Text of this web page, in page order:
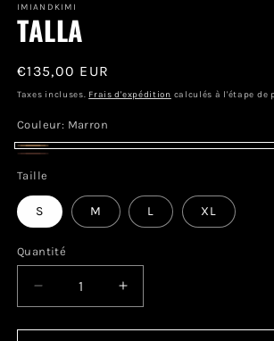
une
fenêtre
modale
IMIANDKIMI
TALLA
Prix
habituel
€135,00 EUR
Taxes incluses. Frais d'expédition calculés à l'étape de
Couleur: Marron
Marron
ou
Taille
S M L XL
Quantité
Réduire
la
quantité
Augmenter
la
quantité